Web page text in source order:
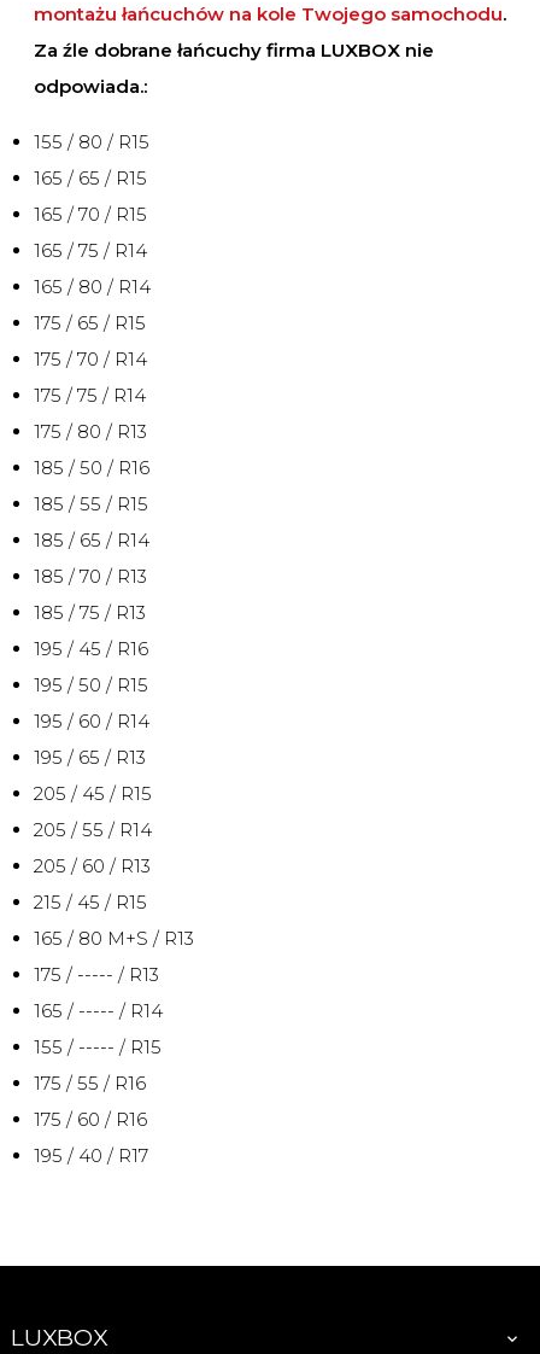
montażu łańcuchów na kole Twojego samochodu.
Za źle dobrane łańcuchy firma LUXBOX nie
odpowiada.:
155 / 80 / R15
165 / 65 / R15
165 / 70 / R15
165 / 75 / R14
165 / 80 / R14
175 / 65 / R15
175 / 70 / R14
175 / 75 / R14
175 / 80 / R13
185 / 50 / R16
185 / 55 / R15
185 / 65 / R14
185 / 70 / R13
185 / 75 / R13
195 / 45 / R16
195 / 50 / R15
195 / 60 / R14
195 / 65 / R13
205 / 45 / R15
205 / 55 / R14
205 / 60 / R13
215 / 45 / R15
165 / 80 M+S / R13
175 / ----- / R13
165 / ----- / R14
155 / ----- / R15
175 / 55 / R16
175 / 60 / R16
195 / 40 / R17
LUXBOX 